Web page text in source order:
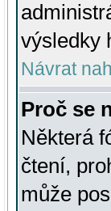
výsledky
Návrat
Proč se
Některá
čtení,
může